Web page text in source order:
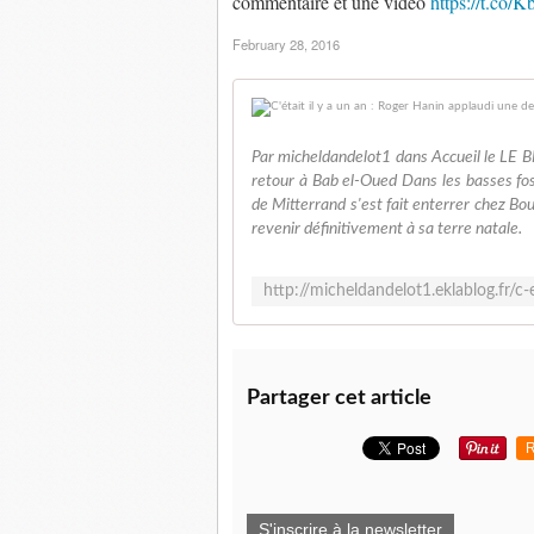
February 28, 2016
Par micheldandelot1 dans Accueil le LE
retour à Bab el-Oued Dans les basses
de Mitterrand s'est fait enterrer chez
revenir définitivement à sa terre natale.
Partager cet article
S'inscrire à la newsletter